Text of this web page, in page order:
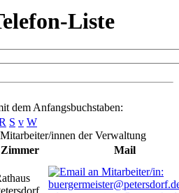
Liste
dem Anfangsbuchstaben:
S v W
innen der Verwaltung
Zimmer Mail